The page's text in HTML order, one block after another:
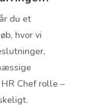
du et
hvor vi
Chef rolle –